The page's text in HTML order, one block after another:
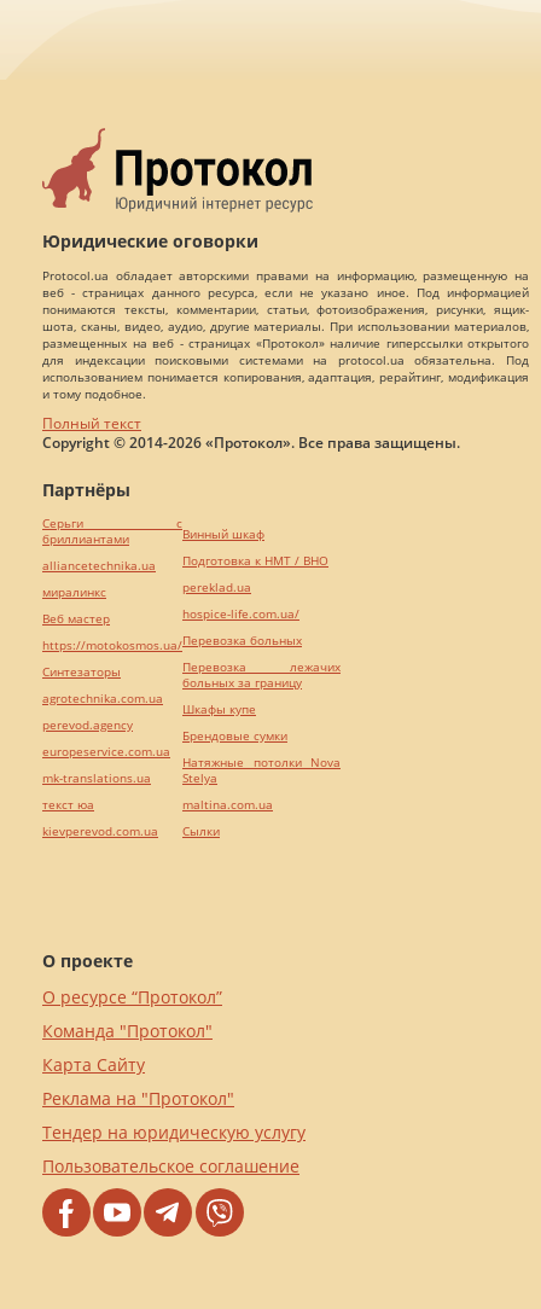
Юридические оговорки
Protocol.ua обладает авторскими правами на информацию, размещенную на
веб - страницах данного ресурса, если не указано иное. Под информацией
понимаются тексты, комментарии, статьи, фотоизображения, рисунки, ящик-
шота, сканы, видео, аудио, другие материалы. При использовании материалов,
размещенных на веб - страницах «Протокол» наличие гиперссылки открытого
для индексации поисковыми системами на protocol.ua обязательна. Под
использованием понимается копирования, адаптация, рерайтинг, модификация
и тому подобное.
Полный текст
Copyright © 2014-2026 «Протокол». Все права защищены.
О проекте
О ресурсе “Протокол”
Команда "Протокол"
Карта Сайту
Реклама на "Протокол"
Тендер на юридическую услугу
Пользовательское соглашение
Партнёры
Серьги с
бриллиантами
alliancetechnika.ua
миралинкс
Веб мастер
https://motokosmos.ua/
Синтезаторы
agrotechnika.com.ua
perevod.agency
europeservice.com.ua
mk-translations.ua
текст юа
kievperevod.com.ua
Винный шкаф
Подготовка к НМТ / ВНО
pereklad.ua
hospice-life.com.ua/
Перевозка больных
Перевозка лежачих
больных за границу
Шкафы купе
Брендовые сумки
Натяжные потолки Nova
Stelya
maltina.com.ua
Cылки